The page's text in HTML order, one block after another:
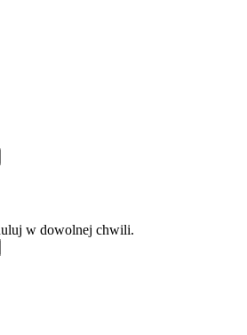
w dowolnej chwili.